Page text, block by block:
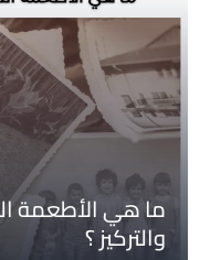
ما هي الأطعمة
والتركيز ؟